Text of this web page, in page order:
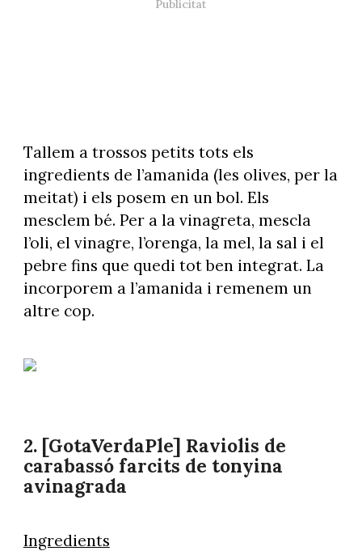
Tallem a trossos petits tots els
ingredients de l’amanida (les olives, per la
meitat) i els posem en un bol. Els
mesclem bé. Per a la vinagreta, mescla
l’oli, el vinagre, l’orenga, la mel, la sal i el
pebre fins que quedi tot ben integrat. La
incorporem a l’amanida i remenem un
altre cop.
2. [GotaVerdaPle] Raviolis de
carabassó farcits de tonyina
avinagrada
Ingredients